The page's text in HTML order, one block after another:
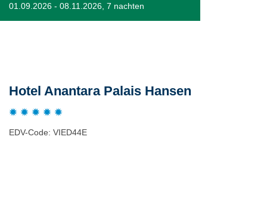
01.09.2026 - 08.11.2026, 7 nachten
Hotel Anantara Palais Hansen
EDV-Code: VIED44E